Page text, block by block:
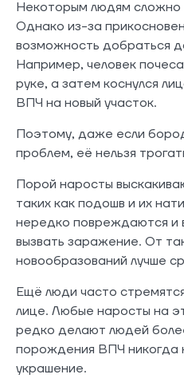
Некоторым людям сложно
Однако из-за
возможность добраться
Например, человек
руке, а затем коснулся
ВПЧ на новый участок.
Поэтому, даже если
проблем, её нельзя
Порой наросты
таких как подошв и их
нередко повреждаются и
вызвать заражение. От
новообразований лучше
Ещё люди часто
лице. Любые наросты на
редко делают людей
порождения ВПЧ никогда
украшение.